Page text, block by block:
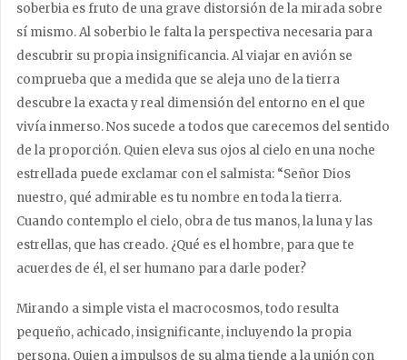
soberbia es fruto de una grave distorsión de la mirada sobre
sí mismo. Al soberbio le falta la perspectiva necesaria para
descubrir su propia insignificancia. Al viajar en avión se
comprueba que a medida que se aleja uno de la tierra
descubre la exacta y real dimensión del entorno en el que
vivía inmerso. Nos sucede a todos que carecemos del sentido
de la proporción. Quien eleva sus ojos al cielo en una noche
estrellada puede exclamar con el salmista: “Señor Dios
nuestro, qué admirable es tu nombre en toda la tierra.
Cuando contemplo el cielo, obra de tus manos, la luna y las
estrellas, que has creado. ¿Qué es el hombre, para que te
acuerdes de él, el ser humano para darle poder?
Mirando a simple vista el macrocosmos, todo resulta
pequeño, achicado, insignificante, incluyendo la propia
persona. Quien a impulsos de su alma tiende a la unión con